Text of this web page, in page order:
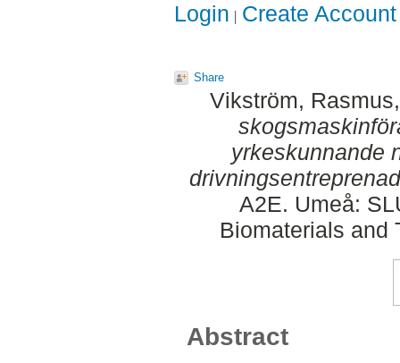
Login Create Account
Share
Vikström, Rasmus
yrkeskunnande
A2E. Umeå:
Biomaterials and
Abstract